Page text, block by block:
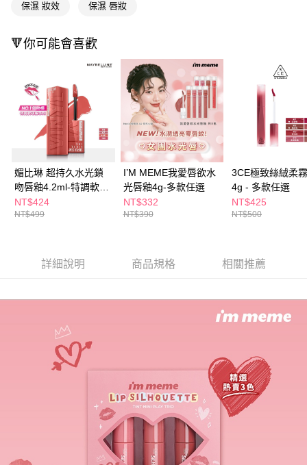
易，需依本服務之必要範圍內提供個人資料，並將交易相關給付款項請求債
２．關於個人資料處理事宜，請瀏覽以下網址：
３．未成年的使用者請事先徵得法定代理人或監護人之同意方可使用
「AFTEE先享後付」，若未經同意申辦者引起之損失，本公司不負相關責
任。
４．使用「AFTEE先享後付」時，將依據個別帳號之用戶狀況，依本公司即
時審查核予不同之上限額度；若仍有額度不足之情形，本公司將視審查結果
請求用戶進行身份認證。
５．嚴禁一人註冊多個帳號或使用他人資訊註冊。若發現惡意使用之情形，
恩沛科技股份有限公司將有權停止該用戶之使用額度並採取法律行動。
7-11取貨付款
每筆NT$65，滿NT$490(含以上)免運費
宅配(本島)
每筆NT$100，滿NT$790(含以上)免運費
付款後寶雅門市自取(由倉庫統一出貨)
每筆NT$80，滿NT$290(含以上)免運費
保濕 妝效 保濕 唇妝
🔻你可能會喜歡
媚比琳 超持久水光鎖
吻唇釉4.2ml-特調軟萌
粉系列-多款任選
NT$424
NT$499
I’M MEME我愛唇欲水
光唇釉4g-多款任選
NT$332
NT$390
3CE極致絲絨柔
4g - 多款任選
NT$425
NT$500
詳細說明 商品規格 相關推薦